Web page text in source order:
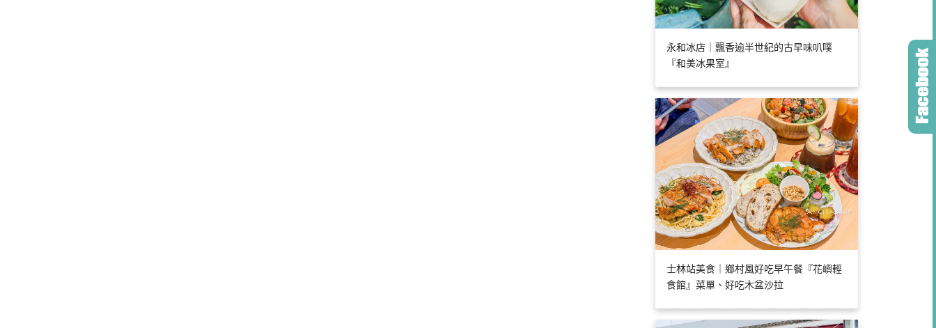
永和冰店｜飄香逾半世紀的古早味叭噗
『和美冰果室』
士林站美食｜鄉村風好吃早午餐『花嶼輕
食館』菜單、好吃木盆沙拉